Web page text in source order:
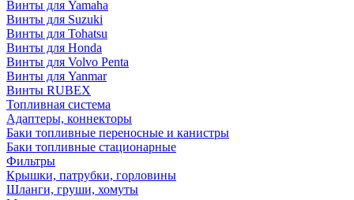
Винты для Yamaha
Винты для Suzuki
Винты для Tohatsu
Винты для Honda
Винты для Volvo Penta
Винты для Yanmar
Винты RUBEX
Топливная система
Адаптеры, коннекторы
Баки топливные переносные и канистры
Баки топливные стационарные
Фильтры
Крышки, патрубки, горловины
Шланги, груши, хомуты